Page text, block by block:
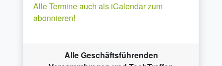
Alle Termine auch als iCalendar zum
abonnieren!
Alle Geschäftsführenden